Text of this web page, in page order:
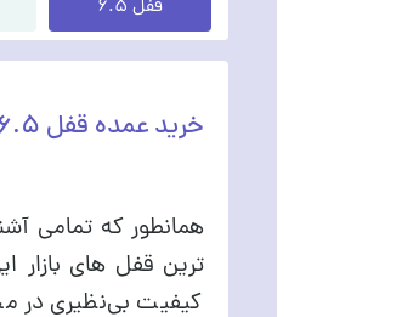
قفل ۶.۵
خرید عمده قفل ۶.۵ سپه
ترین قفل های بازار